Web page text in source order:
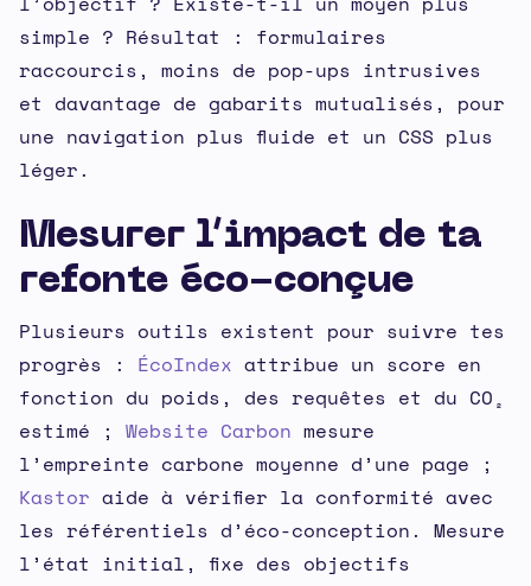
simple ? Résultat : formulaires
raccourcis, moins de pop-ups intrusives
et davantage de gabarits mutualisés, pour
une navigation plus fluide et un CSS plus
léger.
Mesurer l’impact de ta
refonte éco-conçue
Plusieurs outils existent pour suivre tes
progrès : ÉcoIndex attribue un score en
fonction du poids, des requêtes et du CO₂
estimé ; Website Carbon mesure
l’empreinte carbone moyenne d’une page ;
Kastor aide à vérifier la conformité avec
les référentiels d’éco-conception. Mesure
l’état initial, fixe des objectifs